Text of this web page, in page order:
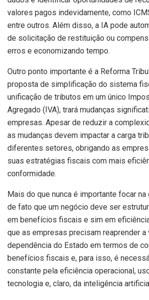
valores pagos indevidamente, como
entre outros. Além disso, a IA pode
de solicitação de restituição ou
erros e economizando tempo.
Outro ponto importante é a Reforma
proposta de simplificação do sistema
unificação de tributos em um único
Agregado (IVA), trará mudanças
empresas. Apesar de reduzir a
as mudanças devem impactar a carga
diferentes setores, obrigando as
suas estratégias fiscais com mais
conformidade.
Mais do que nunca é importante focar
de fato que um negócio deve ser
em benefícios fiscais e sim em
que as empresas precisam reaprender a
dependência do Estado em termos de
benefícios fiscais e, para isso, é
constante pela eficiência operacional,
tecnologia e, claro, da inteligência